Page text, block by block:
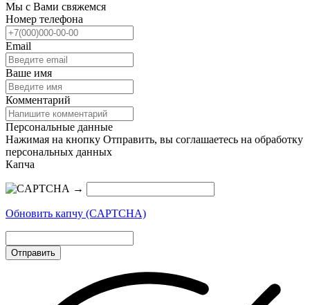
Мы с Вами свяжемся
Номер телефона
Email
Ваше имя
Комментарий
Персональные данные
Нажимая на кнопку Отправить, вы соглашаетесь на обработку
персональных данных
Капча
→
Обновить капчу (CAPTCHA)
Отправить